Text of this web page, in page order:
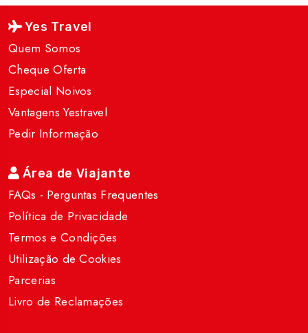
Yes Travel
Quem Somos
Cheque Oferta
Especial Noivos
Vantagens Yestravel
Pedir Informação
Área de Viajante
FAQs - Perguntas Frequentes
Política de Privacidade
Termos e Condições
Utilização de Cookies
Parcerias
Livro de Reclamações